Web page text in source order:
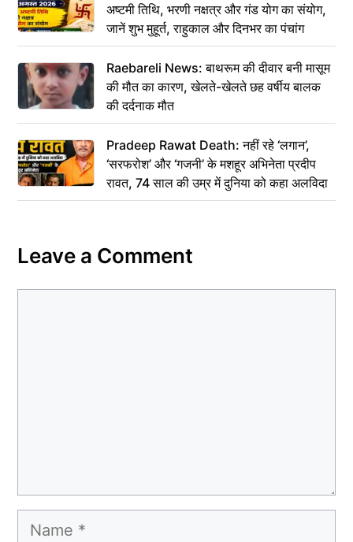
अष्टमी तिथि, भरणी नक्षत्र और गंड योग का संयोग,
जानें शुभ मुहूर्त, राहुकाल और दिनभर का पंचांग
Raebareli News: बाथरूम की दीवार बनी मासूम
की मौत का कारण, खेलते-खेलते छह वर्षीय बालक
की दर्दनाक मौत
Pradeep Rawat Death: नहीं रहे ‘लगान’,
‘सरफरोश’ और ‘गजनी’ के मशहूर अभिनेता प्रदीप
रावत, 74 साल की उम्र में दुनिया को कहा अलविदा
Leave a Comment
Name